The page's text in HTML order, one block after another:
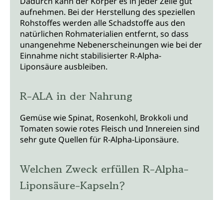
aufnehmen. Bei der Herstellung des speziellen
Rohstoffes werden alle Schadstoffe aus den
natürlichen Rohmaterialien entfernt, so dass
unangenehme Nebenerscheinungen wie bei der
Einnahme nicht stabilisierter R-Alpha-
Liponsäure ausbleiben.
R-ALA in der Nahrung
Gemüse wie Spinat, Rosenkohl, Brokkoli und
Tomaten sowie rotes Fleisch und Innereien sind
sehr gute Quellen für R-Alpha-Liponsäure.
Welchen Zweck erfüllen R-Alpha-
Liponsäure-Kapseln?